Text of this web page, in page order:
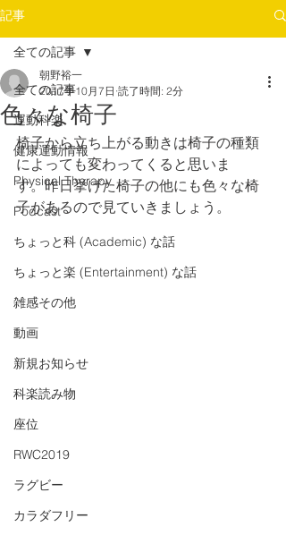
記事
全ての記事
運動科楽
健康運動情報
Physical Therapy
Podcast
ちょっと科 (Academic) な話
ちょっと楽 (Entertainment) な話
雑感その他
動画
新規お知らせ
科楽読み物
座位
RWC2019
ラグビー
カラダフリー
全ての記事
色々な椅子
朝野裕一
2017年10月7日 読了時間: 2分
椅子から立ち上がる動きは椅子の種類
によっても変わってくると思いま
す。昨日挙げた椅子の他にも色々な椅
子があるので見ていきましょう。